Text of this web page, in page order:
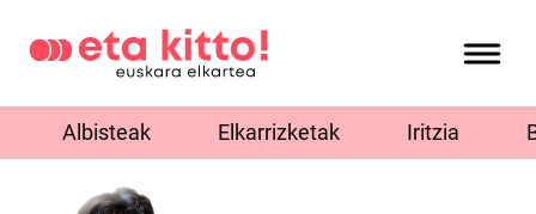
Albisteak Elkarrizketak Iritzia